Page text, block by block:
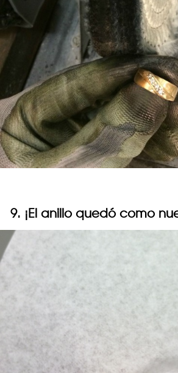
9. ¡El anillo quedó como